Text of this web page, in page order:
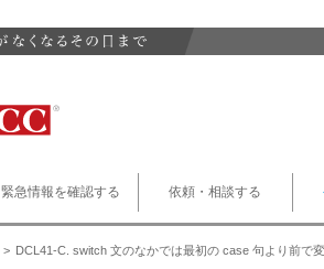
緊急情報を確認する 依頼・相談する
DCL41-C. switch 文のなかでは最初の case 句より前で